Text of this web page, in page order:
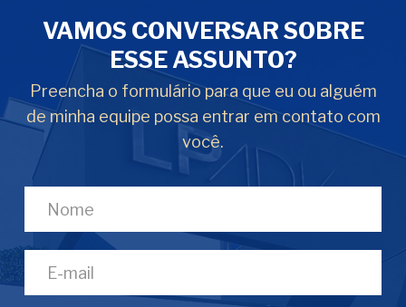
VAMOS CONVERSAR SOBRE
ESSE ASSUNTO?
Preencha o formulário para que eu ou alguém
de minha equipe possa entrar em contato com
você.